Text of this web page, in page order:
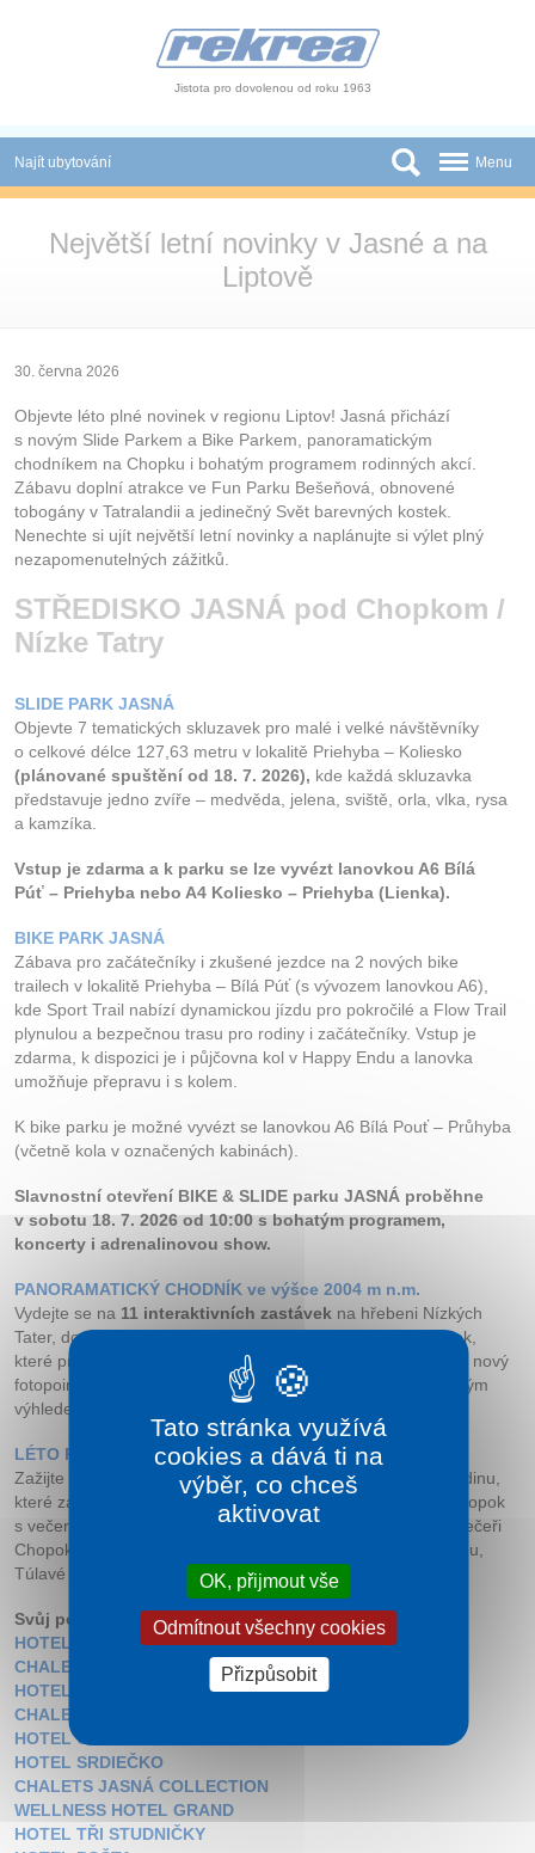
Jistota pro dovolenou od roku 1963
Najít ubytování
Skupiny a konference
Novinky
Atrakce
O nás
Kontakt
Menu
Největší letní novinky v Jasné a na
Liptově
30. června 2026
Objevte léto plné novinek v regionu Liptov! Jasná přichází
s novým Slide Parkem a Bike Parkem, panoramatickým
chodníkem na Chopku i bohatým programem rodinných akcí.
Zábavu doplní atrakce ve Fun Parku Bešeňová, obnovené
tobogány v Tatralandii a jedinečný Svět barevných kostek.
Nenechte si ujít největší letní novinky a naplánujte si výlet plný
nezapomenutelných zážitků.
STŘEDISKO JASNÁ pod Chopkom /
Nízke Tatry
SLIDE PARK JASNÁ
Objevte 7 tematických skluzavek pro malé i velké návštěvníky
o celkové délce 127,63 metru v lokalitě Priehyba – Koliesko
(plánované spuštění od 18. 7. 2026), kde každá skluzavka
představuje jedno zvíře – medvěda, jelena, sviště, orla, vlka, rysa
a kamzíka.
Vstup je zdarma a k parku se lze vyvézt lanovkou A6 Bílá
Púť – Priehyba nebo A4 Koliesko – Priehyba (Lienka).
BIKE PARK JASNÁ
Zábava pro začátečníky i zkušené jezdce na 2 nových bike
trailech v lokalitě Priehyba – Bílá Púť (s vývozem lanovkou A6),
kde Sport Trail nabízí dynamickou jízdu pro pokročilé a Flow Trail
plynulou a bezpečnou trasu pro rodiny i začátečníky. Vstup je
zdarma, k dispozici je i půjčovna kol v Happy Endu a lanovka
umožňuje přepravu i s kolem.
K bike parku je možné vyvézt se lanovkou A6 Bílá Pouť – Průhyba
(včetně kola v označených kabinách).
Slavnostní otevření BIKE & SLIDE parku JASNÁ proběhne
v sobotu 18. 7. 2026 od 10:00 s bohatým programem,
koncerty i adrenalinovou­ show.
PANORAMATICKÝ CHODNÍK ve výšce 2004 m n.m.
Vydejte se na 11 interaktivních zastávek na hřebeni Nízkých
Tater, dostupných přímo z vrcholové stanice lanovky Chopok,
které propojují regiony Liptov a Horehronie. Součástí je také nový
fotopoint „Vtáčie hniezdo“ – velká houpačka s panoramatickým
výhledem na jižní stranu Nízkých Tater.
LÉTO POD CHOPKOM
Zažijte léto plné více než20 tematických akcí
pro celou rodinu,
které začínají od
4. 7. 2026.
Těšit se můžete na Magický Chopok
s večerním vývozem do Rotundy s animacemi, zážitkovou večeři
Chopok Chutí, Pohádkový les, zábavné soboty u Happy Endu,
Túlavé kino i řadu dalších aktivit.
Svůj pobyt si můžete zarezervovat v těchto hotelech:
HOTEL LIPTOV
CHALETS JASNÁ COLLECTION APARTMENS
HOTEL SKI
CHALETS JASNÁ DE LUXE
HOTEL OSTREDOK
HOTEL SRDIEČKO
CHALETS JASNÁ COLLECTION
WELLNESS HOTEL GRAND
HOTEL TŘI STUDNIČKY
Tato stránka využívá
cookies a dává ti na
výběr, co chceš
aktivovat
OK, přijmout vše
Odmítnout všechny cookies
Přizpůsobit